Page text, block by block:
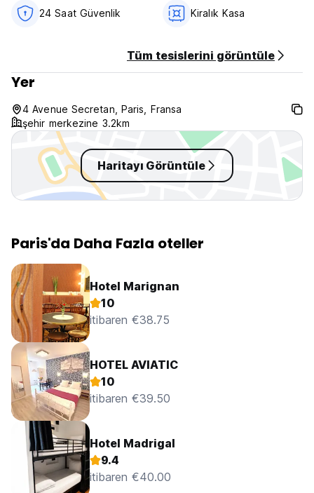
General:
Child friendly.
For any further information, please do not hesitate to
contact the property.
Non-smoking rooms.
No pets are allowed at this property.
24 Saat Güvenlik Kiralık Kasa
Tüm tesislerini görüntüle
Yer
4 Avenue Secretan, Paris, Fransa
şehir merkezine 3.2km
Haritayı Görüntüle
Paris'da Daha Fazla oteller
Hotel Marignan
10
itibaren €38.75
HOTEL AVIATIC
10
itibaren €39.50
Hotel Madrigal
9.4
itibaren €40.00